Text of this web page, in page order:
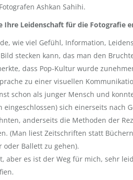
Ashkan Sahihi.
Ihre Leidenschaft für die Fotografie
wie viel Gefühl, Information,
stecken kann, das man den
dass Pop-Kultur wurde
zu einer visuellen
schon als junger Mensch und
eingeschlossen) sich einerseits nach
anderseits die Methoden der
(Man liest Zeitschriften statt
oder Ballett zu gehen).
aber es ist der Weg für mich, sehr